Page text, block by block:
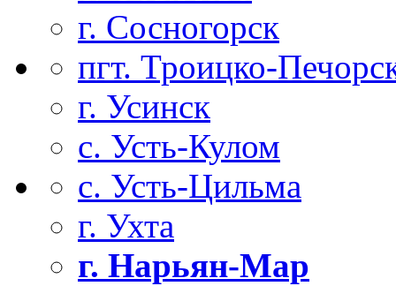
г. Сосногорск
пгт. Троицко-
г. Усинск
с. Усть-Кулом
с. Усть-Цильма
г. Ухта
г. Нарьян-Мар